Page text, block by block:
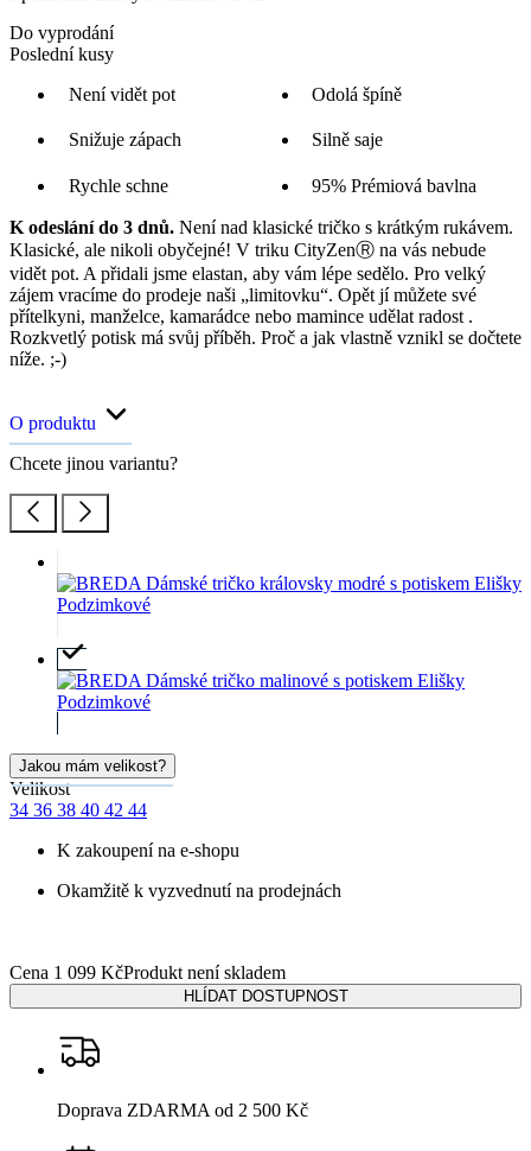
Do vyprodání
Poslední kusy
Není vidět pot
Odolá špíně
Snižuje zápach Silně saje
Rychle schne 95% Prémiová bavlna
K odeslání do 3 dnů. Není nad klasické tričko s krátkým rukávem.
Klasické, ale nikoli obyčejné! V triku CityZenⓇ na vás nebude
vidět pot. A přidali jsme elastan, aby vám lépe sedělo. Pro velký
zájem vracíme do prodeje naši „limitovku“. Opět jí můžete své
přítelkyni, manželce, kamarádce nebo mamince udělat radost .
Rozkvetlý potisk má svůj příběh. Proč a jak vlastně vznikl se dočtete
níže. ;-)
O produktu
Chcete jinou variantu?
Jakou mám velikost?
Velikost
34 36 38 40 42 44
K zakoupení na e-shopu
Okamžitě k vyzvednutí na prodejnách
Produkt není skladem
Cena 1 099 Kč
HLÍDAT DOSTUPNOST
Doprava ZDARMA od 2 500 Kč